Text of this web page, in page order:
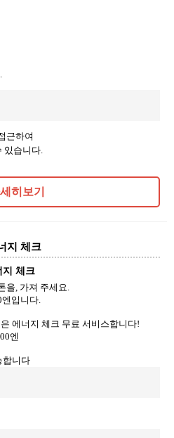
근하여
있습니다.
히보기
지 체크
지 체크
을, 가져 주세요.
엔입니다.
에너지 체크 무료 서비스합니다!
엔
합니다